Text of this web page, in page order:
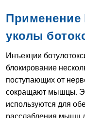
Применение
уколы
Инъекции
блокирование
поступающих от
сокращают мышцы.
используются для